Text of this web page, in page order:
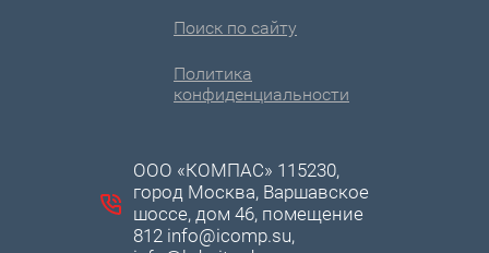
Поиск по сайту
Политика
конфиденциальности
ООО «КОМПАС» 115230,
город Москва, Варшавское
шоссе, дом 46, помещение
812 info@icomp.su,